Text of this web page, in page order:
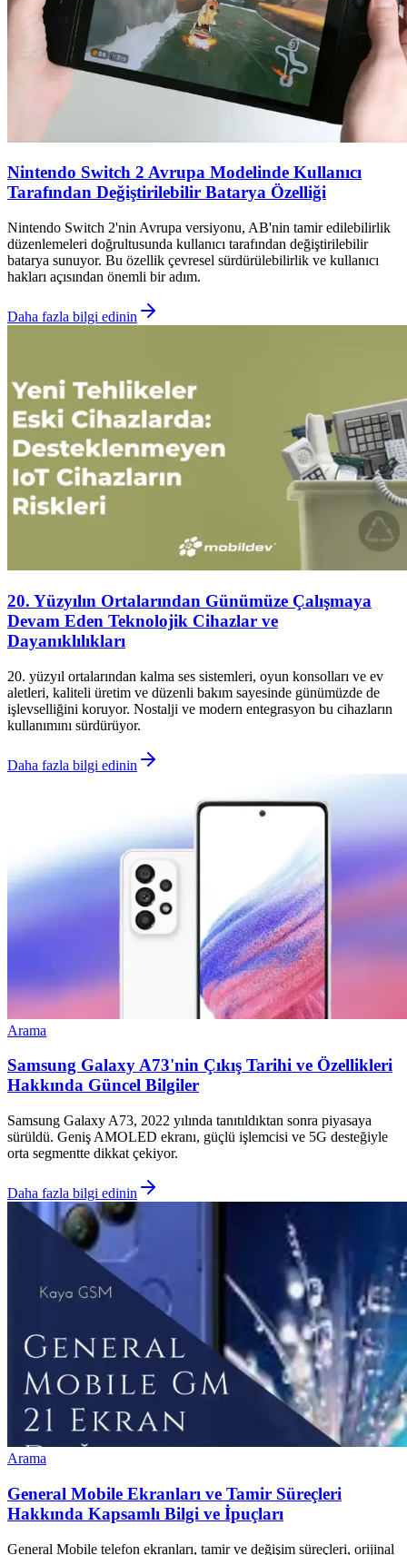
Nintendo Switch 2 Avrupa Modelinde Kullanıcı
Tarafından Değiştirilebilir Batarya Özelliği
Nintendo Switch 2'nin Avrupa versiyonu, AB'nin tamir edilebilirlik
düzenlemeleri doğrultusunda kullanıcı tarafından değiştirilebilir
batarya sunuyor. Bu özellik çevresel sürdürülebilirlik ve kullanıcı
hakları açısından önemli bir adım.
Daha fazla bilgi edinin
20. Yüzyılın Ortalarından Günümüze Çalışmaya
Devam Eden Teknolojik Cihazlar ve
Dayanıklılıkları
20. yüzyıl ortalarından kalma ses sistemleri, oyun konsolları ve ev
aletleri, kaliteli üretim ve düzenli bakım sayesinde günümüzde de
işlevselliğini koruyor. Nostalji ve modern entegrasyon bu cihazların
kullanımını sürdürüyor.
Daha fazla bilgi edinin
Arama
Samsung Galaxy A73'nin Çıkış Tarihi ve Özellikleri
Hakkında Güncel Bilgiler
Samsung Galaxy A73, 2022 yılında tanıtıldıktan sonra piyasaya
sürüldü. Geniş AMOLED ekranı, güçlü işlemcisi ve 5G desteğiyle
orta segmentte dikkat çekiyor.
Daha fazla bilgi edinin
Arama
General Mobile Ekranları ve Tamir Süreçleri
Hakkında Kapsamlı Bilgi ve İpuçları
General Mobile telefon ekranları, tamir ve değişim süreçleri, orijinal